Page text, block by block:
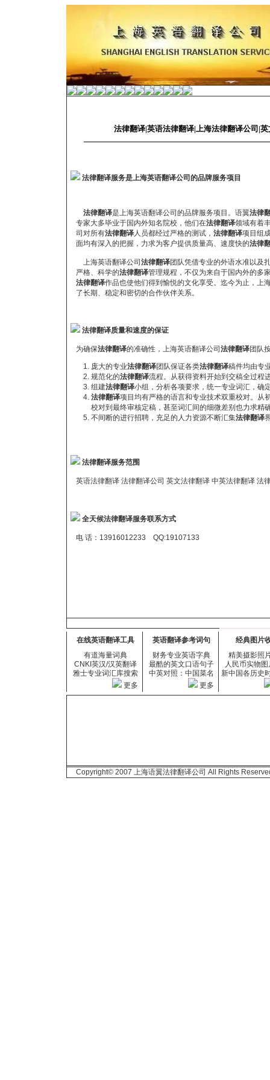
法律翻译|英语法律翻译|上海法律翻译公司|
法律翻译服务是上海英语翻译公司的品牌服务项目
法律翻译是上海英语翻译公司的品牌服务项目。语翼法律
专家大多毕业于国内外知名院校，他们在法律翻译领域有着
司对所有法律翻译人员都经过严格的测试， 法律翻译项目组
面均有深入的把握，力求为客户提供质量高、速度快的法律
上海英语翻译公司 法律翻译团队凭借专业的外语水准以及
严格、科学的法律翻译管理规程，不仅为来自于国内外的多
法律翻译作品也使他们得到愉悦的文化享受。迄今为止，上
了长期、稳定和密切的合作伙伴关系。
法律翻译质量和速度的保证
为确保法律翻译的准确性，上海英语翻译公司 法律翻译团队
庞大的专业法律翻译团队保证各类法律翻译稿件均由专
规范化的法律翻译流程。从获得资料开始到交稿全过程
组建法律翻译小组，分析各项要求，统一专业词汇，确
法律翻译项目均有严格的语言和专业技术双重校对。从
校对到最终审核定稿，甚至词汇间的细微差别也力求精
不间断的进行招聘，充足的人力资源不断汇集法律翻译
法律翻译服务范围
英语法律翻译 法律翻译公司 英文法律翻译 中英法律翻译 法
全天候法律翻译服务联系方式
电 话：13916012233 QQ:19107133
在线英语翻译工具
有道海量词典
CNKI英汉/汉英翻译
雅士专业词汇库搜索
更多
英语翻译参考词句
财务专业英语字典
最酷的英文口语句子
中英对照：中国菜名
更多
经典图片
精美摄影照
人民币实物
新中国各历史
Copyright© 2007 上海语翼法律翻译公司 All Rights